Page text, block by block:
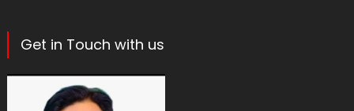
Get in Touch with us